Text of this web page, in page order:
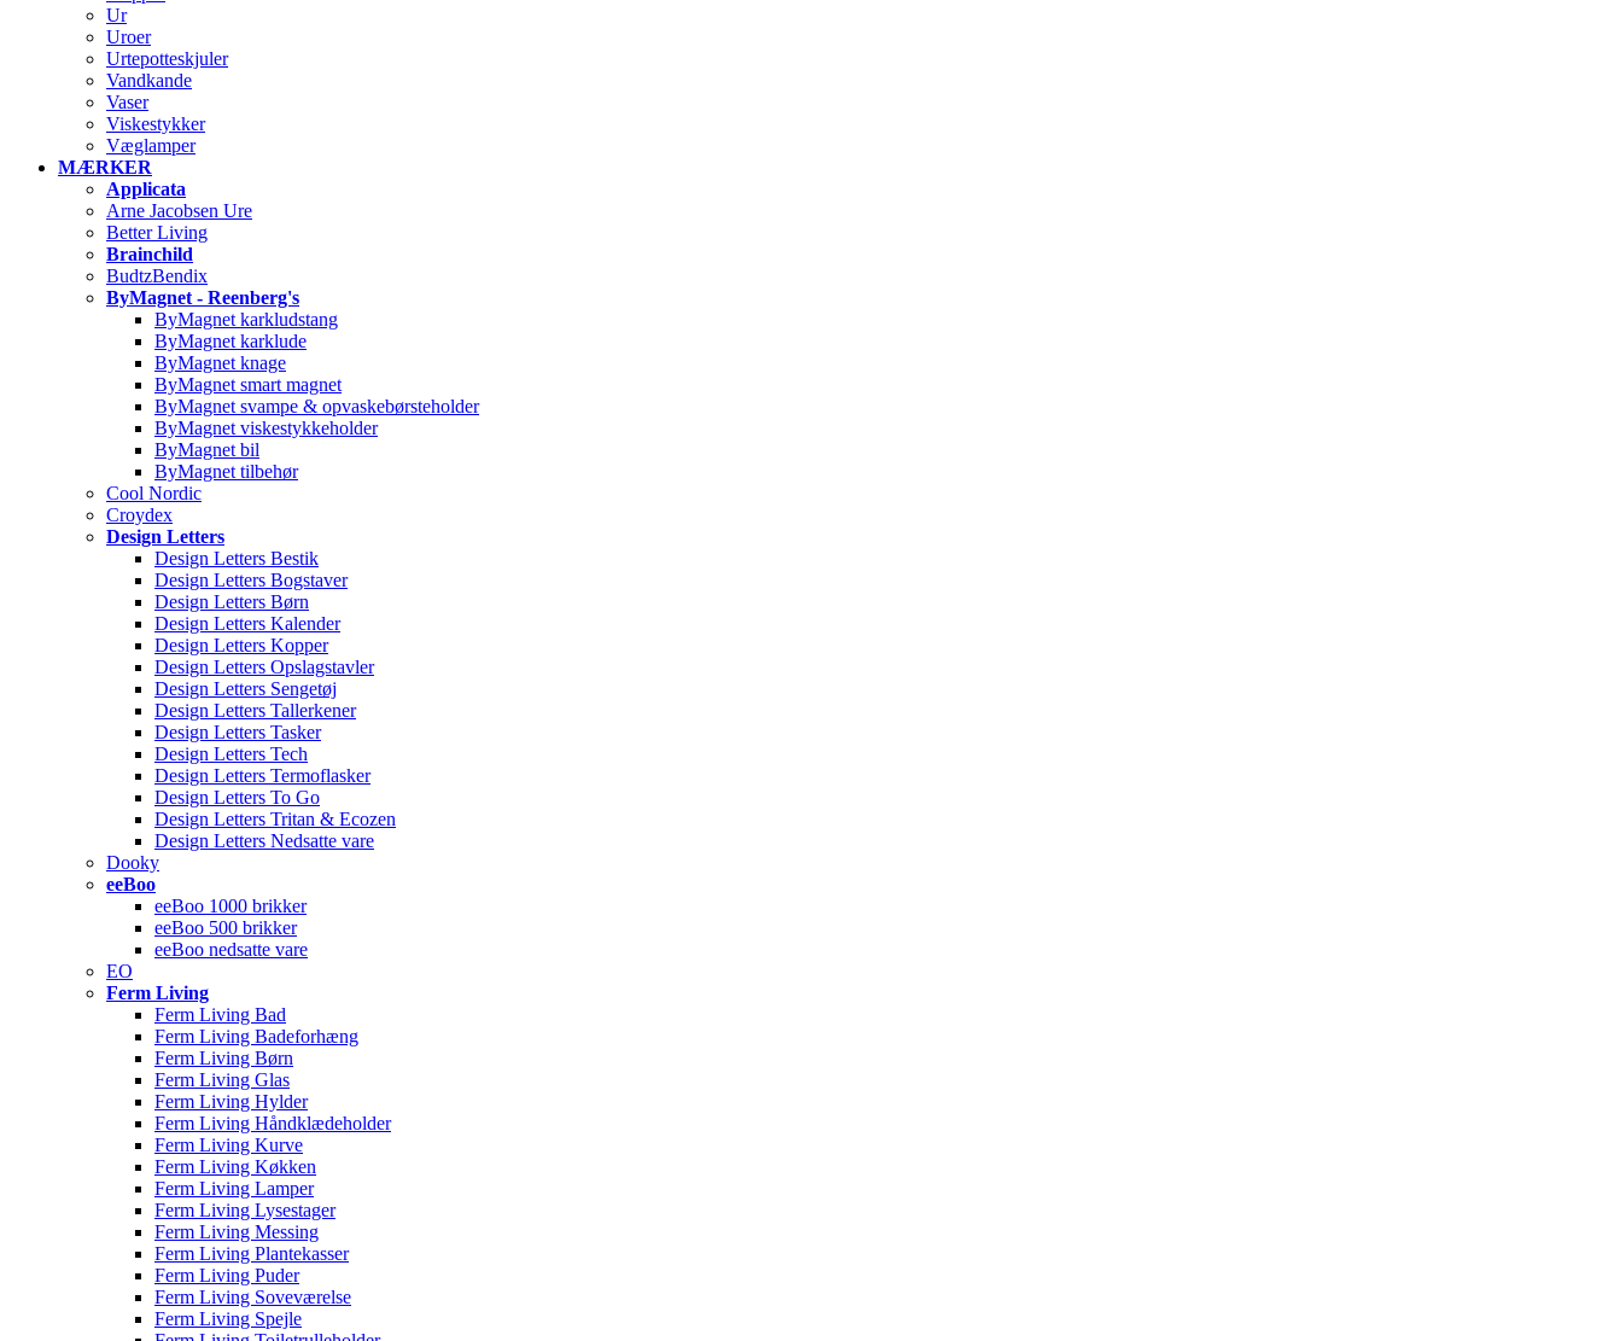
Ur
Uroer
Urtepotteskjuler
Vandkande
Vaser
Viskestykker
Væglamper
MÆRKER
Applicata
Arne Jacobsen Ure
Better Living
Brainchild
BudtzBendix
ByMagnet - Reenberg's
ByMagnet karkludstang
ByMagnet karklude
ByMagnet knage
ByMagnet smart magnet
ByMagnet svampe & opvaskebørsteholder
ByMagnet viskestykkeholder
ByMagnet bil
ByMagnet tilbehør
Cool Nordic
Croydex
Design Letters
Design Letters Bestik
Design Letters Bogstaver
Design Letters Børn
Design Letters Kalender
Design Letters Kopper
Design Letters Opslagstavler
Design Letters Sengetøj
Design Letters Tallerkener
Design Letters Tasker
Design Letters Tech
Design Letters Termoflasker
Design Letters To Go
Design Letters Tritan & Ecozen
Design Letters Nedsatte vare
Dooky
eeBoo
eeBoo 1000 brikker
eeBoo 500 brikker
eeBoo nedsatte vare
EO
Ferm Living
Ferm Living Bad
Ferm Living Badeforhæng
Ferm Living Børn
Ferm Living Glas
Ferm Living Hylder
Ferm Living Håndklædeholder
Ferm Living Kurve
Ferm Living Køkken
Ferm Living Lamper
Ferm Living Lysestager
Ferm Living Messing
Ferm Living Plantekasser
Ferm Living Puder
Ferm Living Soveværelse
Ferm Living Spejle